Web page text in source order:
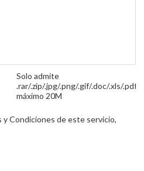
Solo admite
.rar/.zip/.jpg/.png/.gif/.doc/.xls/.pdf,
máximo 20M
Condiciones de este servicio,